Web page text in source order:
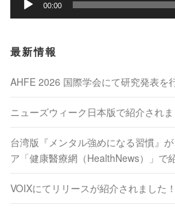
00:00
最新情報
AHFE 2026 国際学会にて研究発表を
ニューズウィーク日本版で紹介されま
台湾版『メンタル強めになる習慣』
ア「健康醫療網（HealthNews）」で
VOIXにてリリースが紹介されました！